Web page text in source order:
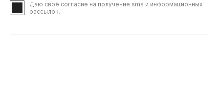
Даю своё согласие на получение sms и информационных
рассылок.